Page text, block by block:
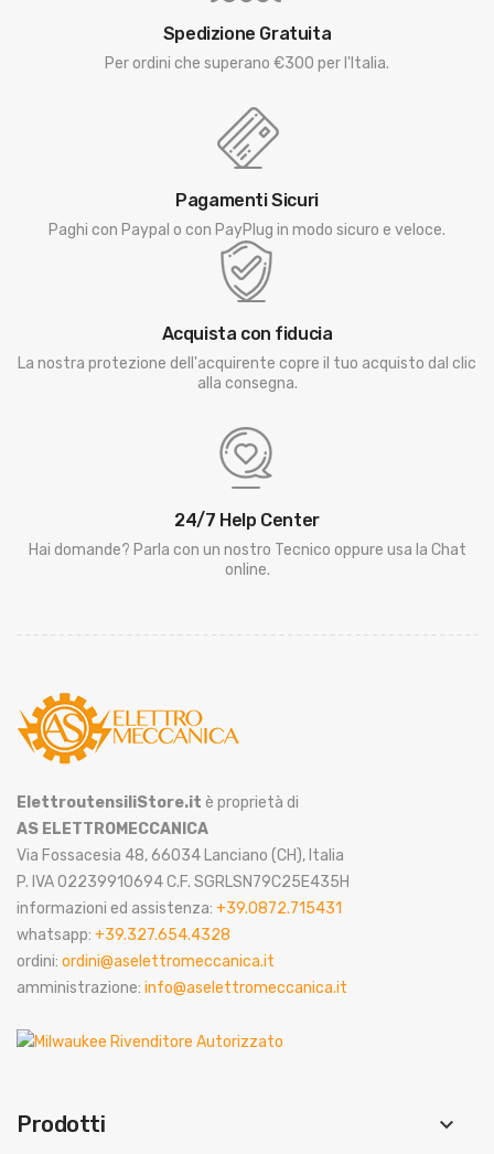
Spedizione Gratuita
Per ordini che superano €300 per l'Italia.
Pagamenti Sicuri
Paghi con Paypal o con PayPlug in modo sicuro e veloce.
Acquista con fiducia
La nostra protezione dell'acquirente copre il tuo acquisto dal clic
alla consegna.
24/7 Help Center
Hai domande? Parla con un nostro Tecnico oppure usa la Chat
online.
ElettroutensiliStore.it è proprietà di
AS ELETTROMECCANICA
Via Fossacesia 48, 66034 Lanciano (CH), Italia
P. IVA 02239910694 C.F. SGRLSN79C25E435H
informazioni ed assistenza: +39.0872.715431
whatsapp: +39.327.654.4328
ordini: ordini@aselettromeccanica.it
amministrazione: info@aselettromeccanica.it
Prodotti keyboard_arrow_down